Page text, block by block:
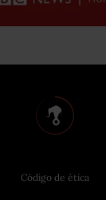
Código de ética